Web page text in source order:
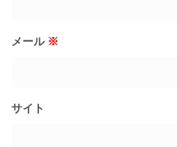
メール ※
サイト